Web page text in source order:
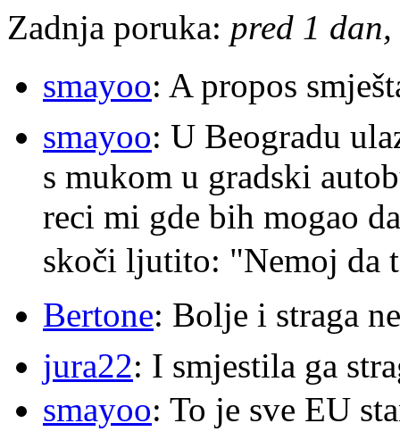
Zadnja poruka: pred 1
smayoo: A propos
smayoo: U Beogradu
s mukom u gradski
reci mi gde bih mogao
skoči ljutito: "Nemoj da
Bertone: Bolje i straga
jura22: I smjestila ga
smayoo: To je sve EU